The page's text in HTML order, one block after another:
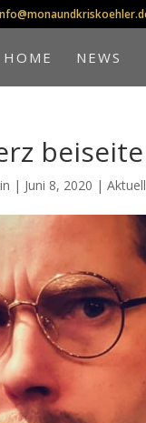
HOME NEWS
| Juni 8, 2020 |